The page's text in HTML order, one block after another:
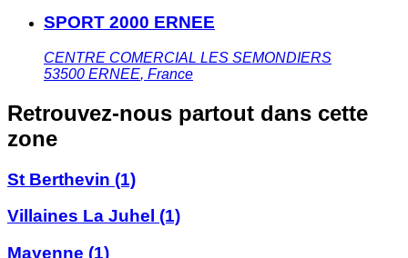
SPORT 2000 ERNEE
CENTRE COMERCIAL LES SEMONDIERS
53500 ERNEE, France
Retrouvez-nous partout dans cette
zone
St Berthevin (1)
Villaines La Juhel (1)
Mayenne (1)